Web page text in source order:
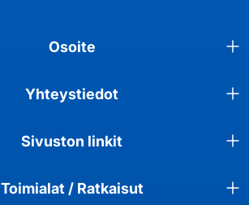
Osoite
Yhteystiedot
Sivuston linkit
Toimialat / Ratkaisut